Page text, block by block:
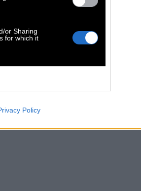
or Sharing
for which it
Policy